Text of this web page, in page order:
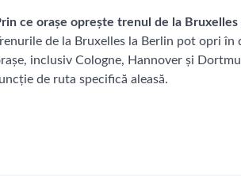
ce orașe oprește trenul de la Bruxelles
de la Bruxelles la Berlin pot opri în
inclusiv Cologne, Hannover și
de ruta specifică aleasă.